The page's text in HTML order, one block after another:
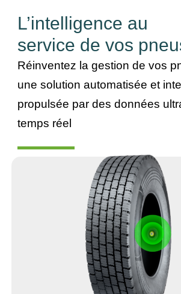
L’intelligence au
service de vos
Réinventez la gestion de vos
une solution automatisée et
propulsée par des données
temps réel